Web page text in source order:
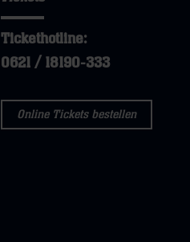
Tickethotline:
0621 / 18190-333
Online Tickets bestellen